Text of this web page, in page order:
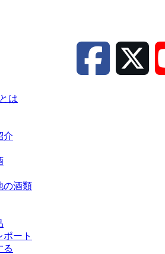
は
介
の酒類
ポート
る